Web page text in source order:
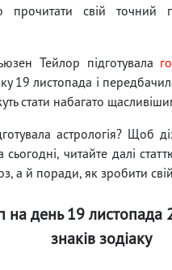
прочитати свій точний
Тейлор підготувала
19 листопада і
стати набагато
астрологія? Щоб
читайте далі
а й поради, як зробити
на день 19 листопада
знаків зодіаку